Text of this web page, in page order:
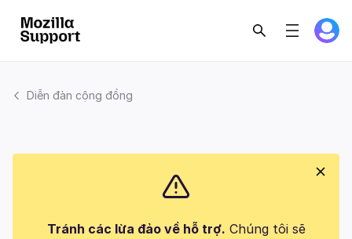
Diễn đàn cộng đồng
Tránh các lừa đảo về hỗ trợ. Chúng tôi sẽ